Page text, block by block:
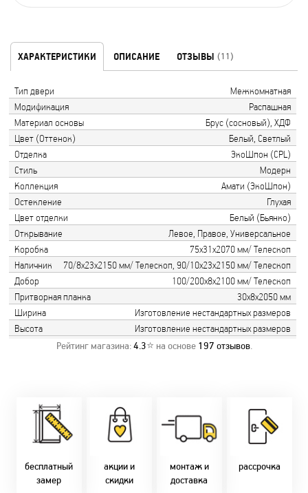
ХАРАКТЕРИСТИКИ ОПИСАНИЕ ОТЗЫВЫ (11)
Тип двери
Межкомнатная
Модификация
Распашная
Материал основы
Брус (сосновый), ХДФ
Цвет (Оттенок)
Белый, Светлый
Отделка
ЭкоШпон (CPL)
Стиль
Модерн
Коллекция
Амати (ЭкоШпон)
Остекление
Глухая
Цвет отделки
Белый (Бьянко)
Открывание
Левое, Правое, Универсальное
Коробка
75х31х2070 мм/ Телескоп
Наличник
70/8х23х2150 мм/ Телескоп, 90/10х23х2150 мм/ Телескоп
Добор
100/200х8х2100 мм/ Телескоп
Притворная планка
30х8х2050 мм
Ширина
Изготовление нестандартных размеров
Высота
Изготовление нестандартных размеров
Рейтинг магазина:4.3⭐ на основе 197 отзывов.
бесплатный
замер
Замер бесплатно!
Оперативно!
День-в-день или
на следующий!
заказать по
10-40, (Viber)
акции и
скидки
Скидки:
-новоселам - 2%
-многодетным -
2%
наличными - 10%
монтаж и
доставка
фурнитуры.
Качественный
монтаж дверей,
окон и мебели.
Беларуси.
В удобное для Вас
рассрочка
Микс
2-36 мес
Магнит-5 мес.
Смарт - 4 мес.
FUN - 4 мес.